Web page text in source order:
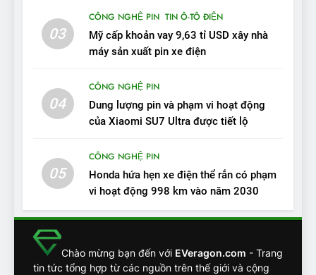
Người dùng nhận xét về
VinFast VF7: Độ hoàn thiện
đồng
12
VinFast VF7 – Mẫu xe cá
ĐÁNH GIÁ XE
Chuyên gia tiết lộ bài test
đối về an toàn trên VinFast
VF8
ĐÁNH GIÁ XE
03
CÔNG NGHỆ PIN TIN Ô-TÔ ĐIỆN
Mỹ cấp khoản vay 9,63 tỉ USD xây nhà
máy sản xuất pin xe điện
04
CÔNG NGHỆ PIN
Dung lượng pin và phạm vi hoạt động
của Xiaomi SU7 Ultra được tiết lộ
05
CÔNG NGHỆ PIN
Honda hứa hẹn xe điện thể rắn có phạm
vi hoạt động 998 km vào năm 2030
Chào mừng bạn đến với EVeragon.com - Trang
tin tức tổng hợp từ các nguồn trên thế giới và cộng